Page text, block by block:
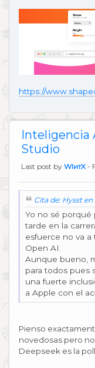
https://
Inteligencia
Studio
Last post by WIитX -
Cita de: Hysst en
Yo no sé porqué
tarde en la
esfuerce no va a
Open AI.
Aunque bueno,
para todos pues
una fuerte
a Apple con el
Pienso
novedosas pero
Deepseek es la